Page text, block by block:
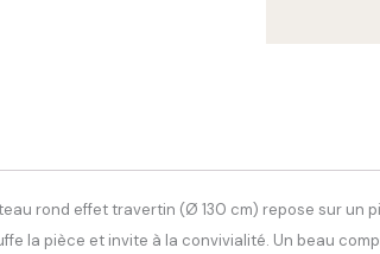
rond effet travertin (Ø 130 cm) repose sur
la pièce et invite à la convivialité. Un beau